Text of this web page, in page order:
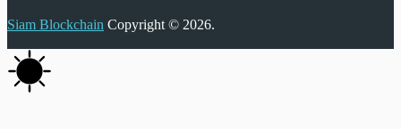
Siam Blockchain Copyright © 2026.